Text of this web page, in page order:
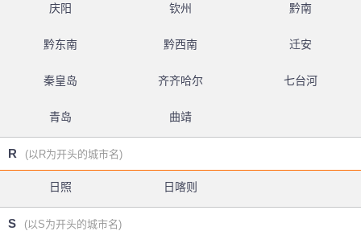
庆阳 钦州 黔南
黔东南 黔西南 迁安
秦皇岛 齐齐哈尔 七台河
青岛 曲靖
R (以R为开头的城市名)
日照 日喀则
S (以S为开头的城市名)